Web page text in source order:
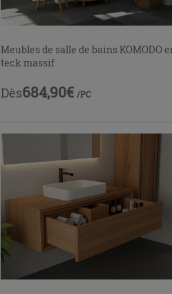
Meubles de salle de bains KOMODO
teck massif
Dès684,90€ /PC